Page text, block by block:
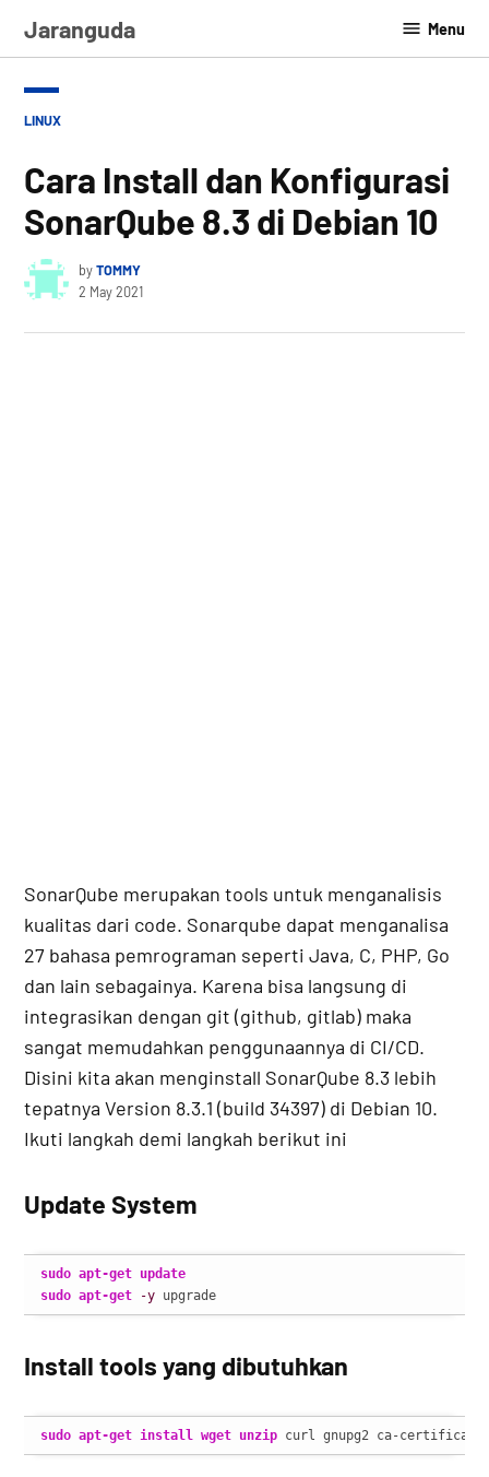
Jaranguda Menu
POSTED
LINUX
Cara Install dan Konfigurasi
SonarQube 8.3 di Debian 10
byTOMMY
2 May 2021
SonarQube merupakan tools untuk menganalisis
kualitas dari code. Sonarqube dapat menganalisa
27 bahasa pemrograman seperti Java, C, PHP, Go
dan lain sebagainya. Karena bisa langsung di
integrasikan dengan git (github, gitlab) maka
sangat memudahkan penggunaannya di CI/CD.
Disini kita akan menginstall SonarQube 8.3 lebih
tepatnya Version 8.3.1 (build 34397) di Debian 10.
Ikuti langkah demi langkah berikut ini
Update System
sudo apt-get update
sudo apt-get -y upgrade
Install tools yang dibutuhkan
sudo apt-get install wget unzip curl gnupg2 ca-